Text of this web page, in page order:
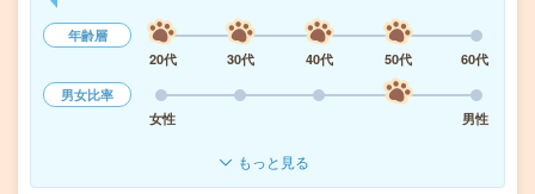
年齢層
20代
30代 40代 50代
60代
男女比率
女性
男性
もっと見る